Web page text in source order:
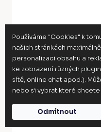
Používáme "Cookies" k
našich stránkách
personalizaci obsahu a
ke zobrazení různých
sítě, online chat apod.).
nebo si vybrat které
Odmítnout